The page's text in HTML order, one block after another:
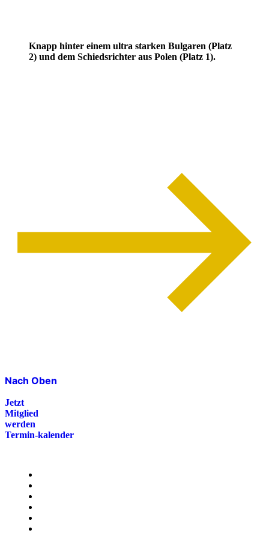
Knapp hinter einem ultra starken Bulgaren (Platz
2) und dem Schiedsrichter aus Polen (Platz 1).
Nach Oben
Jetzt
Mitglied
werden
Termin-kalender
Menü